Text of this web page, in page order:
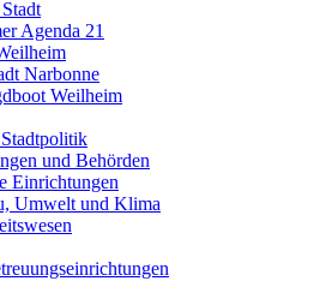
Agenda 21
Narbonne
Weilheim
und Behörden
Einrichtungen
Umwelt und Klima